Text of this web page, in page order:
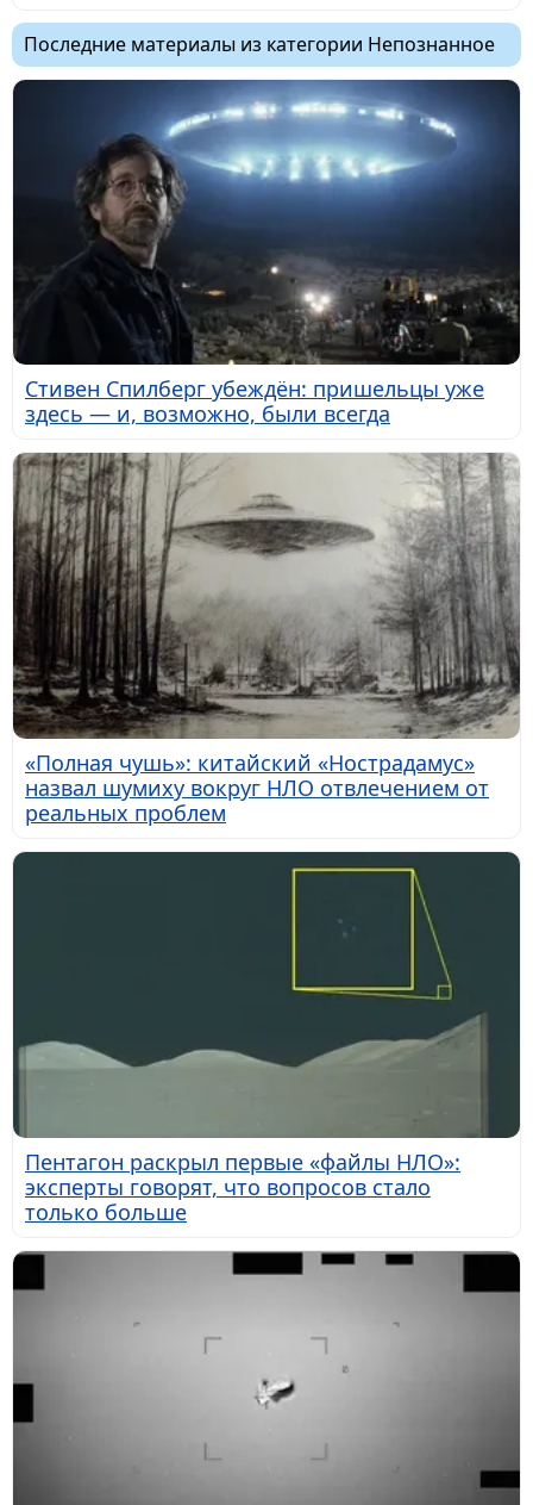
Последние материалы из категории Непознанное
Стивен Спилберг убеждён: пришельцы уже
здесь — и, возможно, были всегда
«Полная чушь»: китайский «Нострадамус»
назвал шумиху вокруг НЛО отвлечением от
реальных проблем
Пентагон раскрыл первые «файлы НЛО»:
эксперты говорят, что вопросов стало
только больше